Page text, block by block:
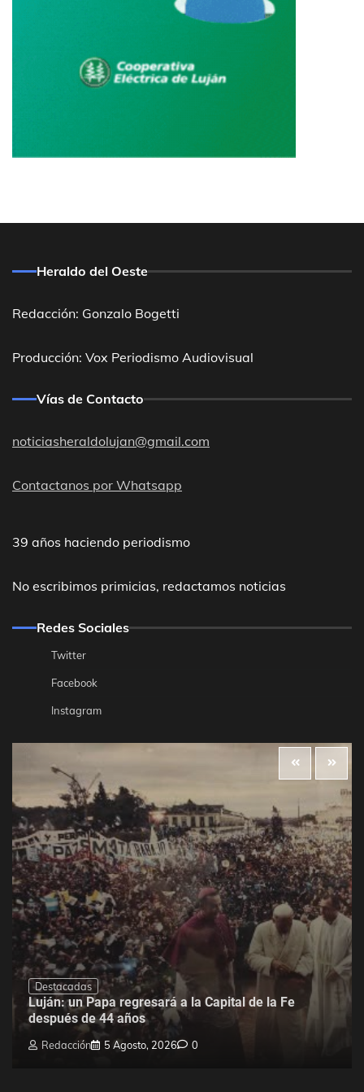
Heraldo del Oeste
Redacción: Gonzalo Bogetti
Producción: Vox Periodismo Audiovisual
Vías de Contacto
noticiasheraldolujan@gmail.com
Contactanos por Whatsapp
39 años haciendo periodismo
No escribimos primicias, redactamos noticias
Redes Sociales
Twitter
Facebook
Instagram
Destacadas
Luján: un Papa regresará a la Capital de la Fe
después de 44 años
Redacción 5 Agosto, 2026 0